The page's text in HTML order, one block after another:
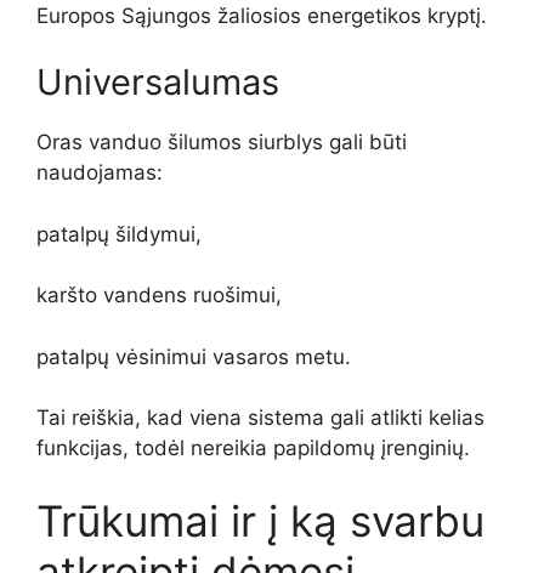
Europos Sąjungos žaliosios energetikos kryptį.
Universalumas
Oras vanduo šilumos siurblys gali būti
naudojamas:
patalpų šildymui,
karšto vandens ruošimui,
patalpų vėsinimui vasaros metu.
Tai reiškia, kad viena sistema gali atlikti kelias
funkcijas, todėl nereikia papildomų įrenginių.
Trūkumai ir į ką svarbu